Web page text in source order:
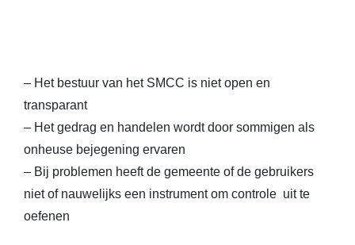
– Het bestuur van het SMCC is niet open en
transparant
– Het gedrag en handelen wordt door sommigen als
onheuse bejegening ervaren
– Bij problemen heeft de gemeente of de gebruikers
niet of nauwelijks een instrument om controle uit te
oefenen